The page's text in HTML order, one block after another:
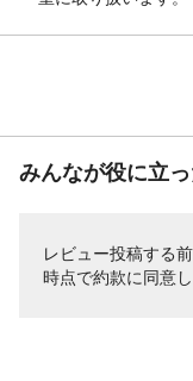
みんなが役に立
レビュー投稿する
時点で約款に同意